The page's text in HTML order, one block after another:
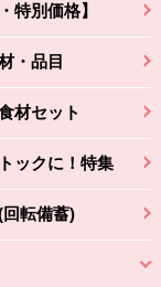
特別価格】
・品目
材セット
ックに！特集
回転備蓄)
ルサミコ
本体2,160円 (税込2,333円)
かごへ